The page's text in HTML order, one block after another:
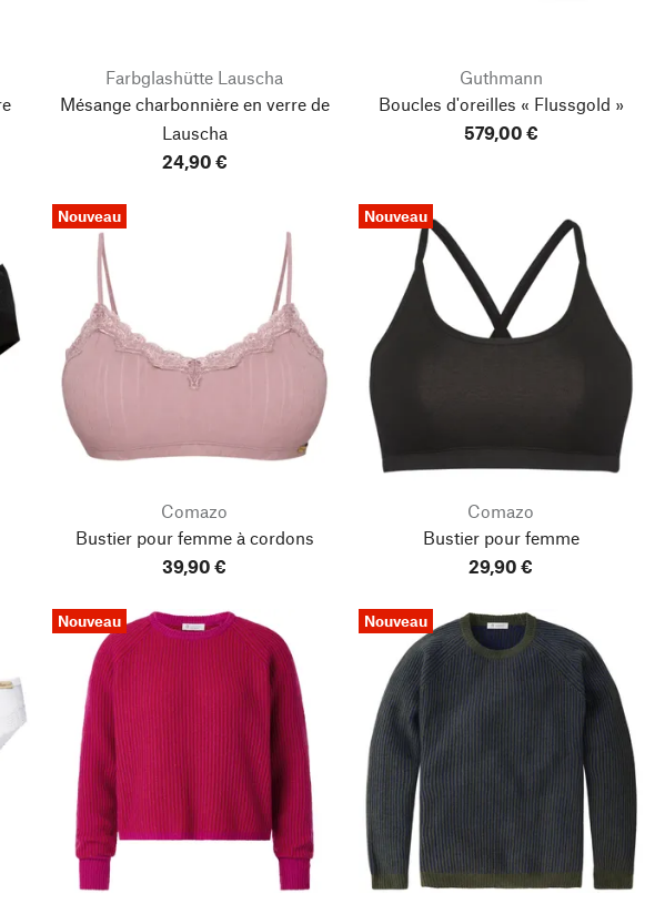
Farbglashütte Lauscha
Mésange charbonnière en verre de
Lauscha
24,90 €
Guthmann
Boucles d'oreilles « Flussgold »
579,00 €
Nouveau
Comazo
Bustier pour femme à cordons
39,90 €
Nouveau
Comazo
Bustier pour femme
29,90 €
Nouveau Nouveau